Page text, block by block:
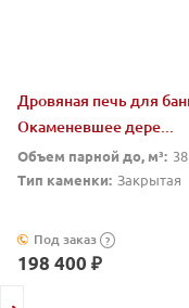
Дровяная печь для
Окаменевшее дере...
Объем парной до, м³: 38
Тип каменки: Закрытая
Под заказ ?
198 400 ₽